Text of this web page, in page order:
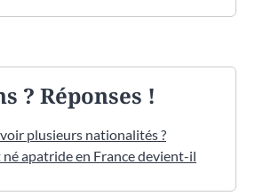
? Réponses !
plusieurs nationalités ?
apatride en France devient-il